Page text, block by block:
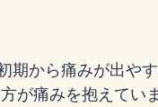
期から痛みが出や
が痛みを抱えてい